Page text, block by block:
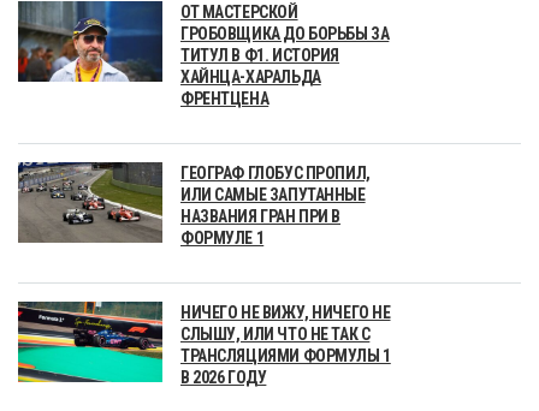
ОТ МАСТЕРСКОЙ
ГРОБОВЩИКА ДО БОРЬБЫ ЗА
ТИТУЛ В Ф1. ИСТОРИЯ
ХАЙНЦА-ХАРАЛЬДА
ФРЕНТЦЕНА
ГЕОГРАФ ГЛОБУС ПРОПИЛ,
ИЛИ САМЫЕ ЗАПУТАННЫЕ
НАЗВАНИЯ ГРАН ПРИ В
ФОРМУЛЕ 1
НИЧЕГО НЕ ВИЖУ, НИЧЕГО НЕ
СЛЫШУ, ИЛИ ЧТО НЕ ТАК С
ТРАНСЛЯЦИЯМИ ФОРМУЛЫ 1
В 2026 ГОДУ